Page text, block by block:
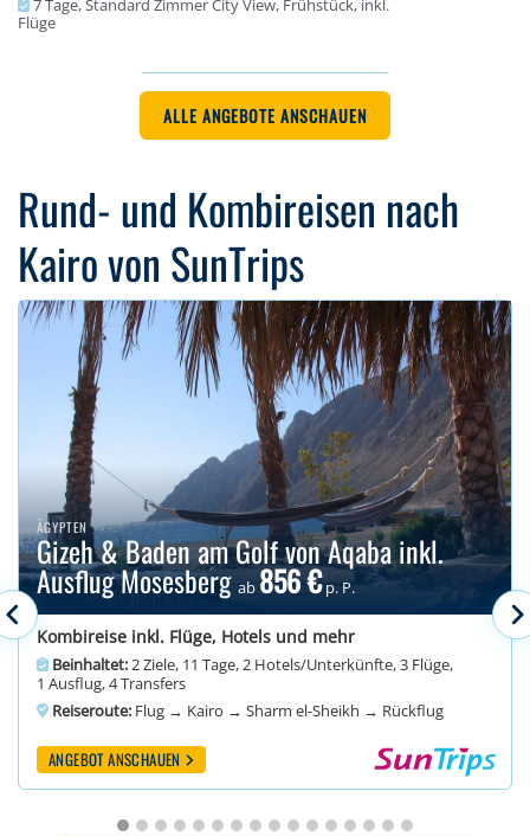
7 Tage, Standard Zimmer City View, Frühstück, inkl.
Flüge
ALLE ANGEBOTE ANSCHAUEN
Rund- und Kombireisen nach
Kairo von SunTrips
ÄGYPTEN
Gizeh & Baden am Golf von Aqaba inkl.
Ausflug Mosesbergab856 €p. P.
Kombireise inkl. Flüge, Hotels und mehr
Beinhaltet:2 Ziele, 11 Tage, 2 Hotels/Unterkünfte, 3 Flüge,
1 Ausflug, 4 Transfers
Reiseroute:Flug → Kairo → Sharm el-Sheikh → Rückflug
ANGEBOT ANSCHAUEN